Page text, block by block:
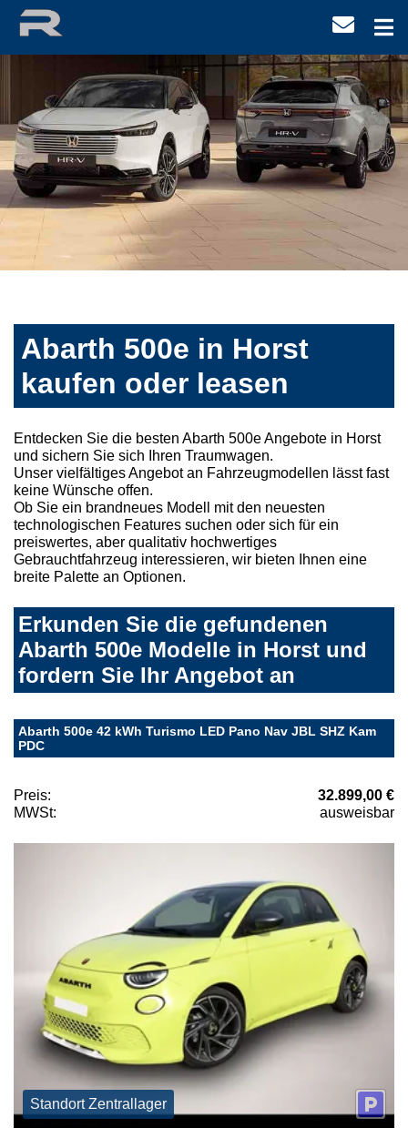
Abarth 500e in Horst
kaufen oder leasen
Entdecken Sie die besten Abarth 500e Angebote in Horst
und sichern Sie sich Ihren Traumwagen.
Unser vielfältiges Angebot an Fahrzeugmodellen lässt fast
keine Wünsche offen.
Ob Sie ein brandneues Modell mit den neuesten
technologischen Features suchen oder sich für ein
preiswertes, aber qualitativ hochwertiges
Gebrauchtfahrzeug interessieren, wir bieten Ihnen eine
breite Palette an Optionen.
Erkunden Sie die gefundenen
Abarth 500e Modelle in Horst und
fordern Sie Ihr Angebot an
Abarth 500e 42 kWh Turismo LED Pano Nav JBL SHZ Kam
PDC
Preis:
32.899,00 €
MWSt:
ausweisbar
Standort Zentrallager